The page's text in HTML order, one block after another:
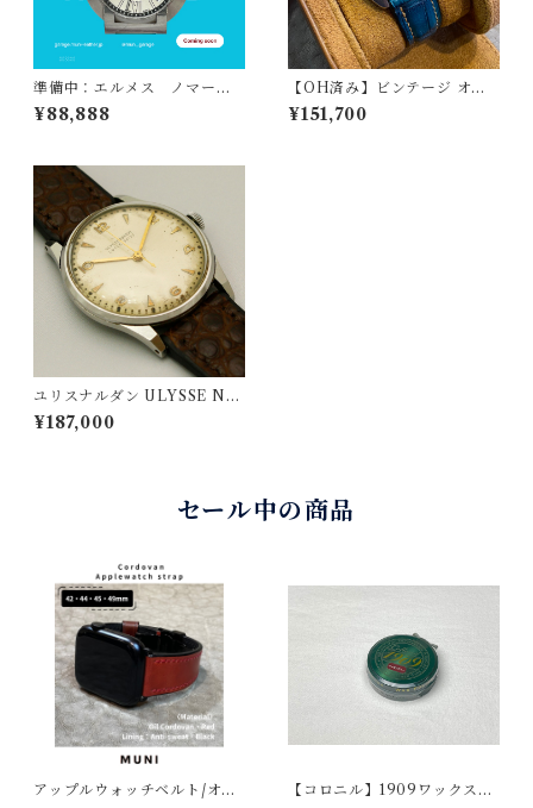
準備中：エルメス ノマー
ド ビンテージ / HERMES N
OMAD ビンテージ 腕時計
¥88,888
【OH済み】ビンテージ オメ
ガ シーマスター / OMEGA S
EAMASTER 168.035 自動巻
¥151,700
ユリスナルダン ULYSSE NA
RDIN SS 手巻き 1950s ビン
テージウォッチ & 無二・時計
¥187,000
セール中の商品
アップルウォッチベルト/オイ
【コロニル】1909ワックスポ